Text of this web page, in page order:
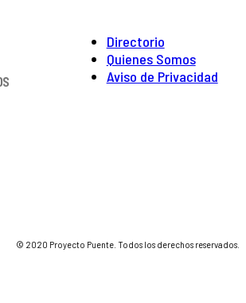
Directorio
Quienes Somos
Aviso de Privacidad
© 2020 Proyecto Puente. Todos los derechos reservados.